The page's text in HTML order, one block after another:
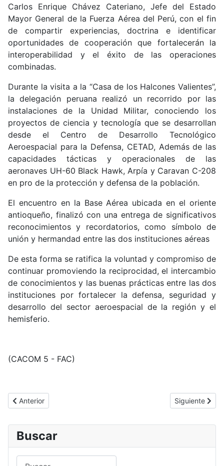
Carlos Enrique Chávez Cateriano, Jefe del Estado
Mayor General de la Fuerza Aérea del Perú, con el fin
de compartir experiencias, doctrina e identificar
oportunidades de cooperación que fortalecerán la
interoperabilidad y el éxito de las operaciones
combinadas.
Durante la visita a la “Casa de los Halcones Valientes”,
la delegación peruana realizó un recorrido por las
instalaciones de la Unidad Militar, conociendo los
proyectos de ciencia y tecnología que se desarrollan
desde el Centro de Desarrollo Tecnológico
Aeroespacial para la Defensa, CETAD, Además de las
capacidades tácticas y operacionales de las
aeronaves UH-60 Black Hawk, Arpía y Caravan C-208
en pro de la protección y defensa de la población.
El encuentro en la Base Aérea ubicada en el oriente
antioqueño, finalizó con una entrega de significativos
reconocimientos y recordatorios, como símbolo de
unión y hermandad entre las dos instituciones aéreas
De esta forma se ratifica la voluntad y compromiso de
continuar promoviendo la reciprocidad, el intercambio
de conocimientos y las buenas prácticas entre las dos
instituciones por fortalecer la defensa, seguridad y
desarrollo del sector aeroespacial de la región y el
hemisferio.
(CACOM 5 - FAC)
Artículo anterior: Armada Nacional incorpora por primera vez a
Anterior Artículo
Siguiente
Buscar